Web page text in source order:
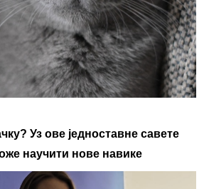
Уз ове једноставне савете
научити нове навике